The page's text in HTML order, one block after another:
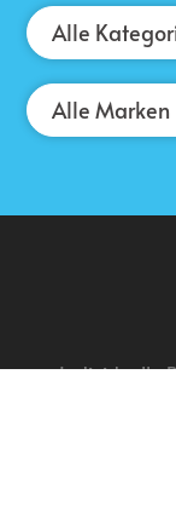
Individuelle